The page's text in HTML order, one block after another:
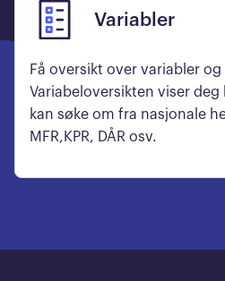
Variabler
Få oversikt over variabler
Variabeloversikten viser
kan søke om fra nasjonale
MFR,KPR, DÅR osv.